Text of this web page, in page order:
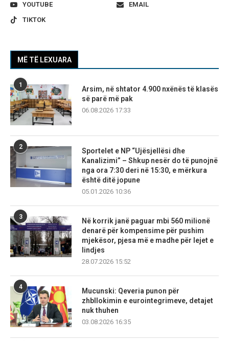
YOUTUBE
EMAIL
TIKTOK
MË TË LEXUARA
1
Arsim, në shtator 4.900 nxënës të klasës
së parë më pak
06.08.2026 17:33
2
Sportelet e NP “Ujësjellësi dhe
Kanalizimi” – Shkup nesër do të punojnë
nga ora 7:30 deri në 15:30, e mërkura
është ditë jopune
05.01.2026 10:36
3
Në korrik janë paguar mbi 560 milionë
denarë për kompensime për pushim
mjekësor, pjesa më e madhe për lejet e
lindjes
28.07.2026 15:52
4
Mucunski: Qeveria punon për
zhbllokimin e eurointegrimeve, detajet
nuk thuhen
03.08.2026 16:35